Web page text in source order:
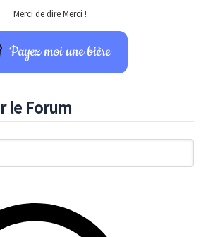
Merci de dire Merci !
Payez moi une bière
le Forum